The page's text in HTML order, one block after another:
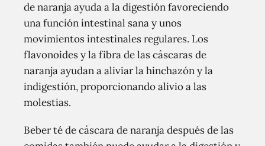
de naranja ayuda a la digestión favoreciendo
una función intestinal sana y unos
movimientos intestinales regulares. Los
flavonoides y la fibra de las cáscaras de
naranja ayudan a aliviar la hinchazón y la
indigestión, proporcionando alivio a las
molestias.
Beber té de cáscara de naranja después de las